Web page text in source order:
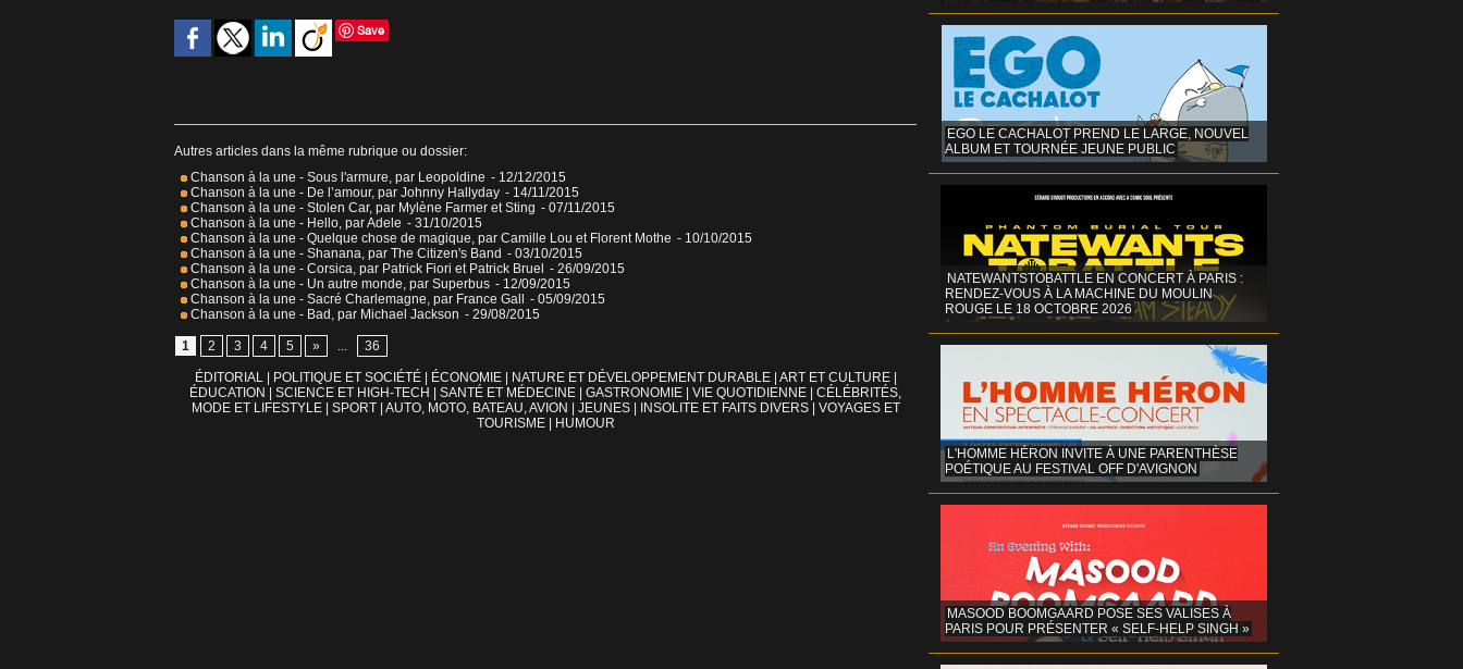
Save
Autres articles dans la même rubrique ou dossier:
Chanson à la une - Sous l'armure, par Leopoldine - 12/12/2015
Chanson à la une - De l’amour, par Johnny Hallyday - 14/11/2015
Chanson à la une - Stolen Car, par Mylène Farmer et Sting - 07/11/2015
Chanson à la une - Hello, par Adele - 31/10/2015
Chanson à la une - Quelque chose de magique, par Camille Lou et Florent Mothe - 10/10/2015
Chanson à la une - Shanana, par The Citizen's Band - 03/10/2015
Chanson à la une - Corsica, par Patrick Fiori et Patrick Bruel
- 26/09/2015
Chanson à la une - Un autre monde, par Superbus - 12/09/2015
Chanson à la une - Sacré Charlemagne, par France Gall
- 05/09/2015
Chanson à la une - Bad, par Michael Jackson - 29/08/2015
1 2 3 4 5 » ... 36
ÉDITORIAL POLITIQUE ET SOCIÉTÉ ÉCONOMIE NATURE ET DÉVELOPPEMENT DURABLE ART ET CULTURE
ÉDUCATION
SCIENCE ET HIGH-TECH SANTÉ ET MÉDECINE GASTRONOMIE VIE QUOTIDIENNE
CÉLÉBRITÉS,
MODE ET LIFESTYLE
SPORT AUTO, MOTO, BATEAU, AVION JEUNES INSOLITE ET FAITS DIVERS
VOYAGES ET
TOURISME
HUMOUR
EGO LE CACHALOT PREND LE LARGE, NOUVEL
ALBUM ET TOURNÉE JEUNE PUBLIC
NATEWANTSTOBATTLE EN CONCERT À PARIS :
RENDEZ-VOUS À LA MACHINE DU MOULIN
ROUGE LE 18 OCTOBRE 2026
L'HOMME HÉRON INVITE À UNE PARENTHÈSE
POÉTIQUE AU FESTIVAL OFF D'AVIGNON
MASOOD BOOMGAARD POSE SES VALISES À
PARIS POUR PRÉSENTER « SELF-HELP SINGH »